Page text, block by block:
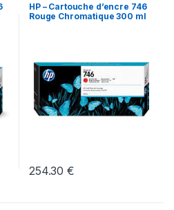
HP – Cartouche d’encre 746
Rouge Chromatique 300 ml
254.30€